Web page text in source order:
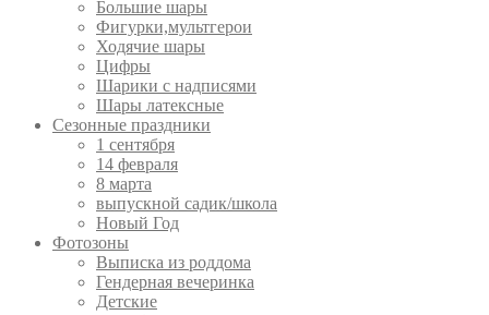
Большие шары
Фигурки,мультгерои
Ходячие шары
Цифры
Шарики с надписями
Шары латексные
Сезонные праздники
1 сентября
14 февраля
8 марта
выпускной садик/школа
Новый Год
Фотозоны
Выписка из роддома
Гендерная вечеринка
Детские